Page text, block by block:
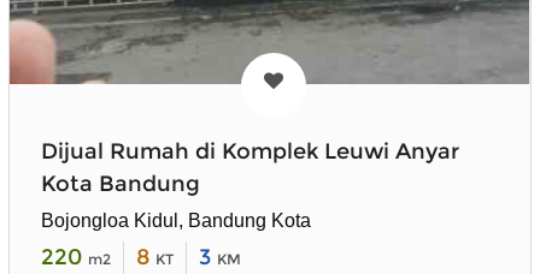
Dijual Rumah di Komplek Leuwi Anyar
Kota Bandung
Bojongloa Kidul, Bandung Kota
220 m2 8 KT 3 KM